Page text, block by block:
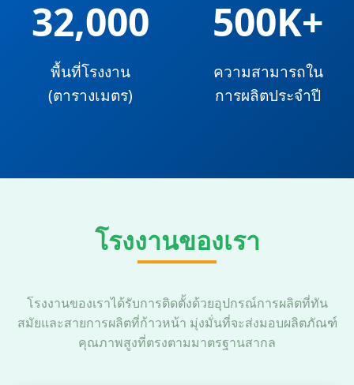
32,000
พื้นที่โรงงาน
(ตารางเมตร)
500K+
ความสามารถใน
การผลิตประจำปี
โรงงานของเรา
โรงงานของเราได้รับการติดตั้งด้วยอุปกรณ์การผลิตที่ทัน
สมัยและสายการผลิตที่ก้าวหน้า มุ่งมั่นที่จะส่งมอบผลิตภัณฑ์
คุณภาพสูงที่ตรงตามมาตรฐานสากล